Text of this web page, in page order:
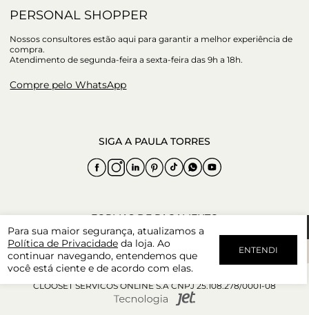
Para sua maior segurança, atualizamos a
Política de Privacidade da loja. Ao
continuar navegando, entendemos que
você está ciente e de acordo com elas.
ENTENDI
PERSONAL SHOPPER
Nossos consultores estão aqui para garantir a melhor experiência de
compra.
Atendimento de segunda-feira a sexta-feira das 9h a 18h.
Compre pelo WhatsApp
CLOOSET SERVICOS ONLINE S.A CNPJ 25.108.278/0001-08